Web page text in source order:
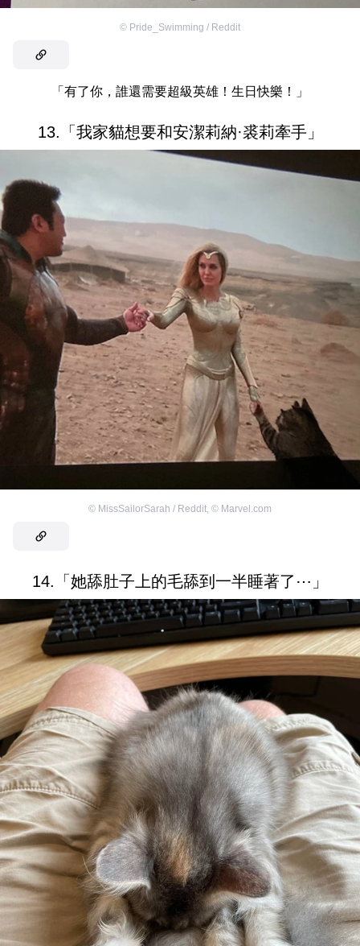
© Pride_Swimming / Reddit
「有了你，誰還需要超級英雄！生日快樂！」
13.「我家貓想要和安潔莉納·裘莉牽手」
© MissSailorSarah / Reddit, © Marvel.com
14.「她舔肚子上的毛舔到一半睡著了⋯」